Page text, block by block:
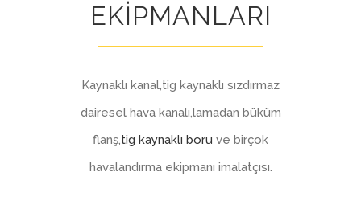
EKİPMANLARI
Kaynaklı kanal,tig kaynaklı sızdırmaz
dairesel hava kanalı,lamadan büküm
flanş,tig kaynaklı boru ve birçok
havalandırma ekipmanı imalatçısı.